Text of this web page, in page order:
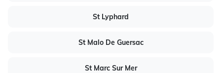
St Lyphard
St Malo De Guersac
St Marc Sur Mer